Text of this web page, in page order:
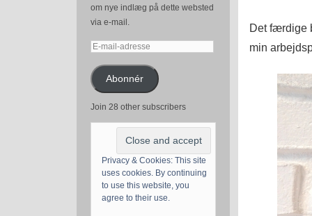
om nye indlæg på dette websted
via e-mail.
E-
adresseAbonnér
Join 28 other subscribers
Privacy & Cookies: This site
uses cookies. By continuing
to use this website, you
agree to their use.
Det færdige
min